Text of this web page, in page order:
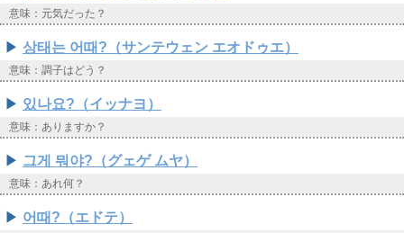
意味：元気だった？
상태는 어때?（サンテウェン エオドゥエ）
意味：調子はどう？
있나요?（イッナヨ）
意味：ありますか？
그게 뭐야?（グェゲ ムヤ）
意味：あれ何？
어때?（エドテ）